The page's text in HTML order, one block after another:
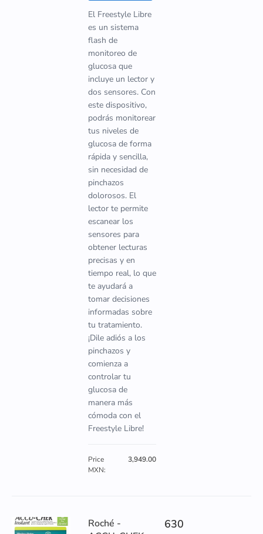
El Freestyle Libre
es un sistema
flash de
monitoreo de
glucosa que
incluye un lector y
dos sensores. Con
este dispositivo,
podrás monitorear
tus niveles de
glucosa de forma
rápida y sencilla,
sin necesidad de
pinchazos
dolorosos. El
lector te permite
escanear los
sensores para
obtener lecturas
precisas y en
tiempo real, lo que
te ayudará a
tomar decisiones
informadas sobre
tu tratamiento.
¡Dile adiós a los
pinchazos y
comienza a
controlar tu
glucosa de
manera más
cómoda con el
Freestyle Libre!
Price
MXN:
3,949.00
Roché -
630